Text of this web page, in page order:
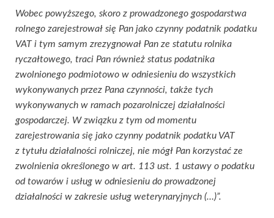
Wobec powyższego, skoro z prowadzonego gospodarstwa
rolnego zarejestrował się Pan jako czynny podatnik podatku
VAT i tym samym zrezygnował Pan ze statutu rolnika
ryczałtowego, traci Pan również status podatnika
zwolnionego podmiotowo w odniesieniu do wszystkich
wykonywanych przez Pana czynności, także tych
wykonywanych w ramach pozarolniczej działalności
gospodarczej. W związku z tym od momentu
zarejestrowania się jako czynny podatnik podatku VAT
z tytułu działalności rolniczej, nie mógł Pan korzystać ze
zwolnienia określonego w art. 113 ust. 1 ustawy o podatku
od towarów i usług w odniesieniu do prowadzonej
działalności w zakresie usług weterynaryjnych (…)”.